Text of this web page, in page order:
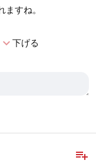
すね。
expand_more下げる
playlist_add